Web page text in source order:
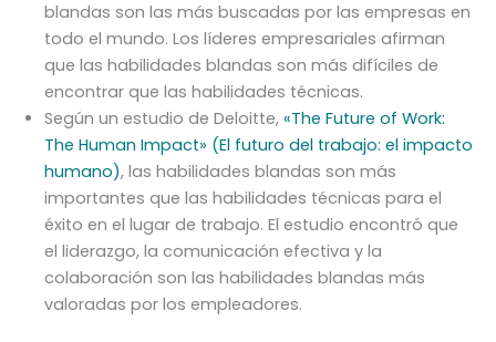
blandas son las más buscadas por las empresas en
todo el mundo. Los líderes empresariales afirman
que las habilidades blandas son más difíciles de
encontrar que las habilidades técnicas.
Según un estudio de Deloitte, «The Future of Work:
The Human Impact» (El futuro del trabajo: el impacto
humano), las habilidades blandas son más
importantes que las habilidades técnicas para el
éxito en el lugar de trabajo. El estudio encontró que
el liderazgo, la comunicación efectiva y la
colaboración son las habilidades blandas más
valoradas por los empleadores.